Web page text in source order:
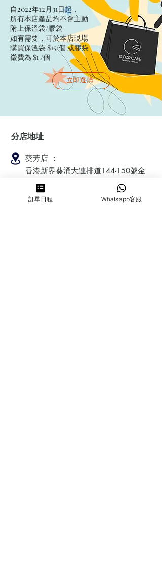
自2022年12月31日起，
所有本店產品均不會主動
附上保溫袋/膠袋​
如有需要，可於本店現場
購買保溫袋 $15/個​ 或膠袋
徵費為 $1 /個
立即選購
分店地址
葵芳店 ：
香港新界葵涌大連排道144-150號金
豐工業大廈第一期23樓F室
訂單日程 Whatsapp客服